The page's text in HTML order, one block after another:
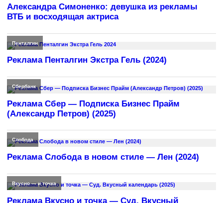
Александра Симоненко: девушка из рекламы
ВТБ и восходящая актриса
Пенталгин
Реклама Пенталгин Экстра Гель (2024)
Сбербанк
Реклама Сбер — Подписка Бизнес Прайм
(Александр Петров) (2025)
Слобода
Реклама Слобода в новом стиле — Лен (2024)
Вкусно — и точка
Реклама Вкусно и точка — Суд. Вкусный